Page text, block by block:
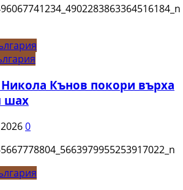
Кънов покори върха
шах
0